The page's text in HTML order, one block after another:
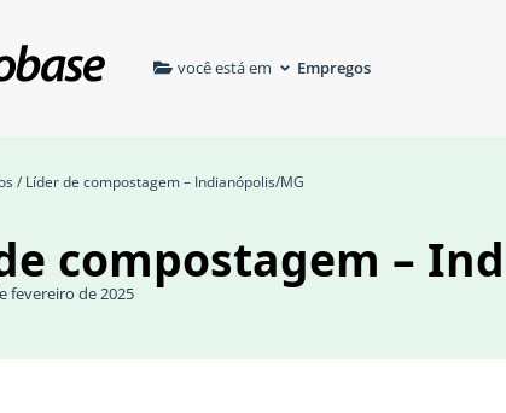
você está em Empregos
/ Líder de compostagem – Indianópolis/MG
compostagem –
fevereiro de 2025